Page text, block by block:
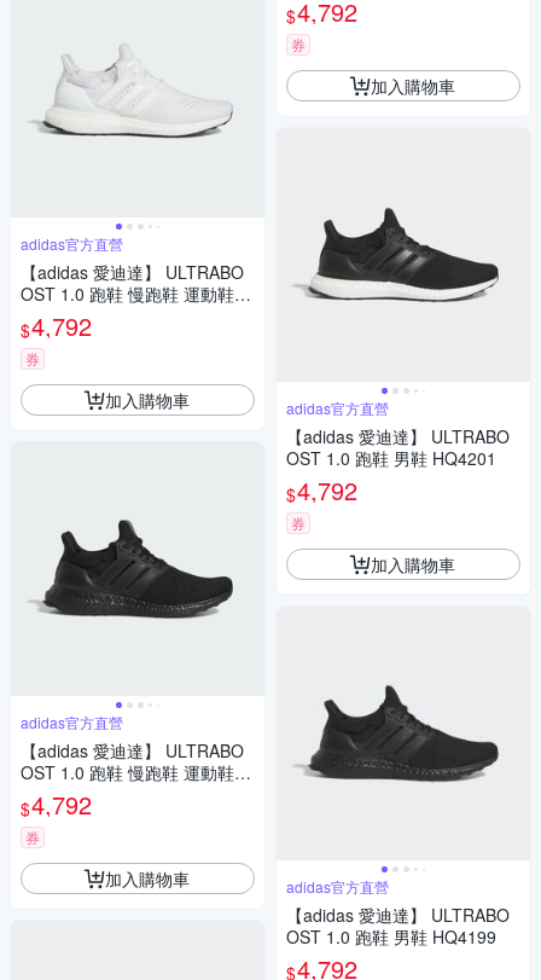
adidas官方直營
【adidas 愛迪達】 ULTRABO
OST 1.0 跑鞋 慢跑鞋 運動鞋
小白鞋 女鞋 HQ4207
$4,792
券
加入購物車
adidas官方直營
【adidas 愛迪達】 ULTRABO
OST 1.0 跑鞋 慢跑鞋 運動鞋
女鞋 HQ4204
$4,792
券
加入購物車
$4,792
券
加入購物車
adidas官方直營
【adidas 愛迪達】 ULTRABO
OST 1.0 跑鞋 男鞋 HQ4201
$4,792
券
加入購物車
adidas官方直營
【adidas 愛迪達】 ULTRABO
OST 1.0 跑鞋 男鞋 HQ4199
$4,792